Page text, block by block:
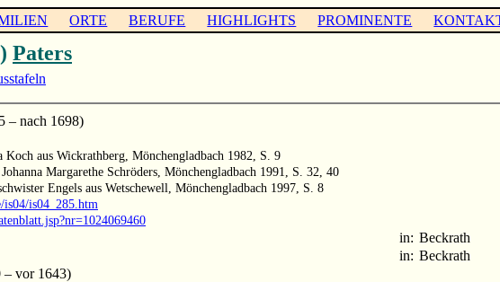
ORTE BERUFE HIGHLIGHTS PROMINENTE
) Paters
– nach 1698)
aus Wickrathberg, Mönchengladbach 1982, S. 9
Margarethe Schröders, Mönchengladbach 1991, S. 32, 40
Engels aus Wetschewell, Mönchengladbach 1997, S. 8
is04_285.htm
in: Beckrath
in: Beckrath
– vor 1643)